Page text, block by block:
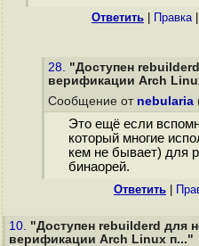
Ответить Правка|
28. "Доступен
верификации Arch
Сообщение от nebularia
Это ещё если
который многие
кем не бывает) для
бинаорей.
Ответить
10. "Доступен rebuilderd для
верификации Arch Linux п..."